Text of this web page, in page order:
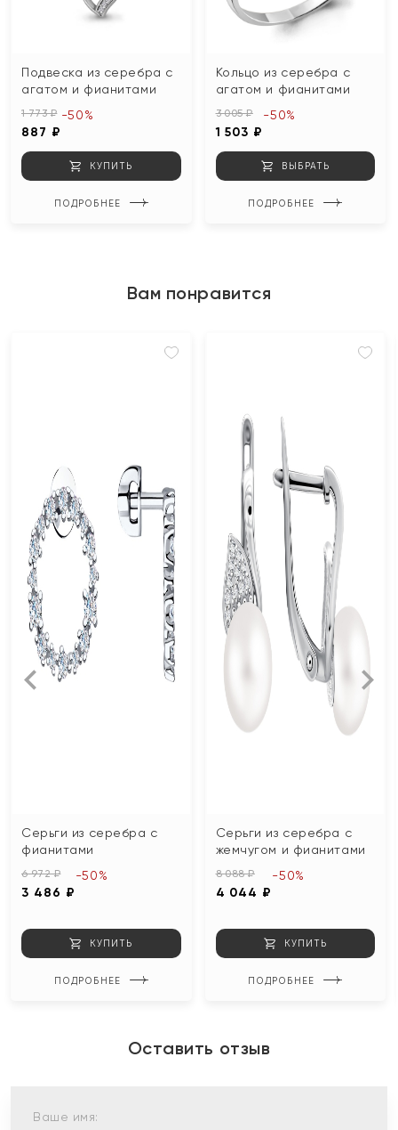
Подвеска из серебра с
агатом и фианитами
1 773 ₽
887 ₽
-50%
КУПИТЬ
ПОДРОБНЕЕ
Кольцо из серебра с
агатом и фианитами
3 005 ₽
1 503 ₽
-50%
ВЫБРАТЬ
ПОДРОБНЕЕ
Вам понравится
Серьги из серебра с
фианитами
6 972 ₽
3 486 ₽
-50%
КУПИТЬ
ПОДРОБНЕЕ
Серьги из серебра с
жемчугом и фианитами
8 088 ₽
4 044 ₽
-50%
КУПИТЬ
ПОДРОБНЕЕ
Оставить отзыв
Ваше имя: